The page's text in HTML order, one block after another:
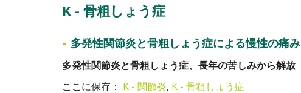
K - 骨粗しょう症
- 多発性関節炎と骨粗しょう症による慢性の痛み
多発性関節炎と骨粗しょう症、長年の苦しみから解放
ここに保存： K - 関節炎, K - 骨粗しょう症